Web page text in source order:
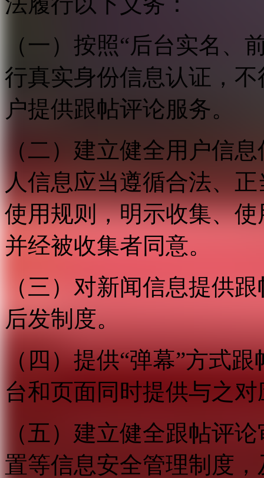
（一）按照“后台实名、
行真实身份信息认证，
户提供跟帖评论服务。
（二）建立健全用户信
人信息应当遵循合法、
使用规则，明示收集、
并经被收集者同意。
（三）对新闻信息提供
后发制度。
（四）提供“弹幕”方式
台和页面同时提供与之
（五）建立健全跟帖评
置等信息安全管理制度